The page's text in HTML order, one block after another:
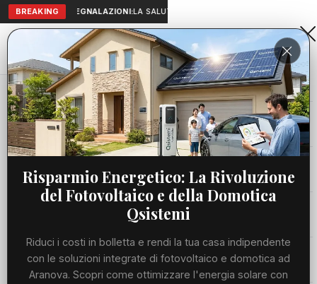
BREAKING SEGNALAZIONI:LA SALUTE A PORTATA DI MANO:
Aranova • NET
PORTALE UTILE AL TERRITORIO
Home
Cronaca
Viabilità
Meteo
Risparmio Energetico: La Rivoluzione
del Fotovoltaico e della Domotica
Qsistemi
Riduci i costi in bolletta e rendi la tua casa indipendente
con le soluzioni integrate di fotovoltaico e domotica ad
Aranova. Scopri come ottimizzare l'energia solare con